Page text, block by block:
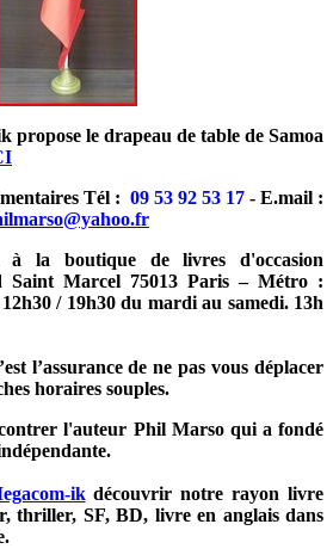
propose le drapeau de table de Samoa
Tél : 09 53 92 53 17 - E.mail :
à la boutique de livres d'occasion
Saint Marcel 75013 Paris – Métro :
/ 19h30 du mardi au samedi. 13h
l’assurance de ne pas vous déplacer
horaires souples.
l'auteur Phil Marso qui a fondé
ikdécouvrir notre rayon livre
thriller, SF, BD, livre en anglais dans